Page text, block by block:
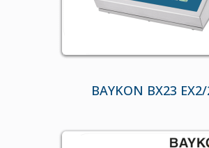
BAYKON BX23